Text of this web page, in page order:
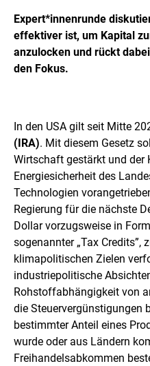
f
n
e
t
d
i
n
e
i
n
e
r
v
e
r
g
r
ö
ß
e
r
t
e
Expert*innenrunde
effektiver ist, um Kapital
anzulocken und rückt
den Fokus.
In den USA gilt seit Mitte
(IRA). Mit diesem Gesetz
Wirtschaft gestärkt und der
Energiesicherheit des
Technologien
Regierung für die nächste
Dollar vorzugsweise in
sogenannter „Tax Credits”,
klimapolitischen Zielen
industriepolitische
Rohstoffabhängigkeit von
die Steuervergünstigungen
bestimmter Anteil eines
wurde oder aus Ländern
Freihandelsabkommen